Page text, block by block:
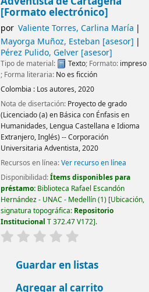
[Formato electrónico]
por Valiente Torres, Carlina María
Mayorga Muñoz, Esteban [asesor]
Pérez Pulido, Gelver[asesor]
Tipo de material: Texto; Formato: impreso
; Forma literaria: No es ficción
Colombia : Los autores,2020
Nota de disertación: Proyecto de grado
(Licenciado (a) en Básica con Énfasis en
Humanidades, Lengua Castellana e Idioma
Extranjero, Inglés) -- Corporación
Universitaria Adventista, 2020
Recursos en línea:Ver recurso en línea
Disponibilidad:Ítems disponibles para
préstamo: Biblioteca Rafael Escandón
Hernández - UNAC - Medellín(1) Ubicación,
signatura topográfica: Repositorio
Institucional T 372.47 V172 .
valoración
Guardar en listas
Agregar al carrito